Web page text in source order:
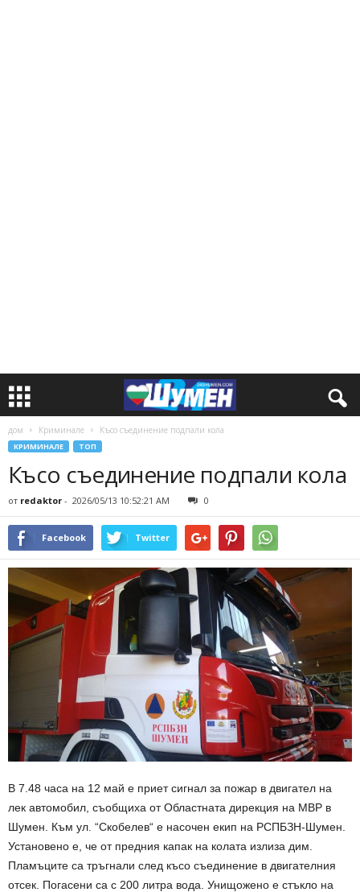
дом Криминале Късо съединение подпали кола
КРИМИНАЛЕ ТОП
Късо съединение подпали кола
от redaktor - 2026/05/13 10:52:21 AM 0
Facebook Twitter
В 7.48 часа на 12 май е приет сигнал за пожар в двигател на
лек автомобил, съобщиха от Областната дирекция на МВР в
Шумен. Към ул. “Скобелев“ е насочен екип на РСПБЗН-Шумен.
Установено е, че от предния капак на колата излиза дим.
Пламъците са тръгнали след късо съединение в двигателния
отсек. Погасени са с 200 литра вода. Унищожено е стъкло на